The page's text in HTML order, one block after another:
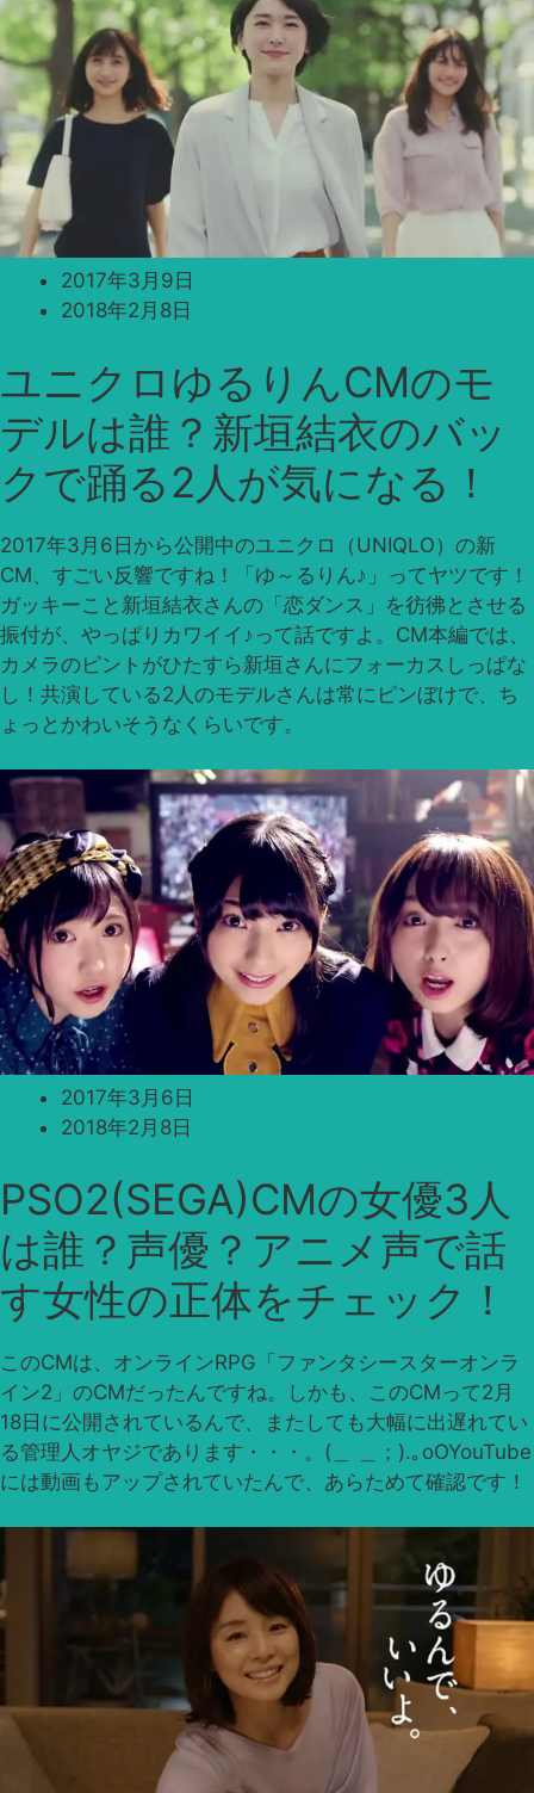
2017年3月9日
2018年2月8日
ユニクロゆるりんCMのモ
デルは誰？新垣結衣のバッ
クで踊る2人が気になる！
2017年3月6日から公開中のユニクロ（UNIQLO）の新
CM、すごい反響ですね！「ゆ～るりん♪」ってヤツです！
ガッキーこと新垣結衣さんの「恋ダンス」を彷彿とさせる
振付が、やっぱりカワイイ♪って話ですよ。CM本編では、
カメラのピントがひたすら新垣さんにフォーカスしっぱな
し！共演している2人のモデルさんは常にピンぼけで、ち
ょっとかわいそうなくらいです。
2017年3月6日
2018年2月8日
PSO2(SEGA)CMの女優3人
は誰？声優？アニメ声で話
す女性の正体をチェック！
このCMは、オンラインRPG「ファンタシースターオンラ
イン2」のCMだったんですね。しかも、このCMって2月
18日に公開されているんで、またしても大幅に出遅れてい
る管理人オヤジであります・・・。(＿ ＿；).｡oOYouTube
には動画もアップされていたんで、あらためて確認です！